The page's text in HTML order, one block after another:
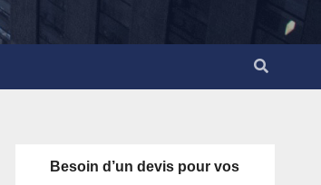
Besoin d’un devis pour vos